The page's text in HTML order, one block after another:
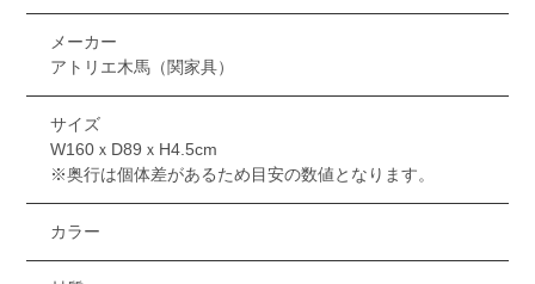
メーカー
アトリエ木馬（関家具）
サイズ
W160ｘD89ｘH4.5cm
※奥行は個体差があるため目安の数値となります。
カラー